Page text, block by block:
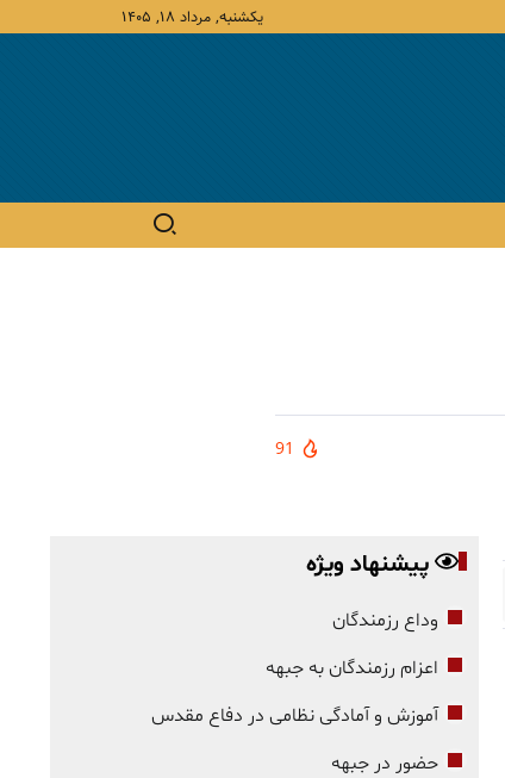
یکشنبه, مرداد ۱۸, ۱۴۰۵
91
پیشنهاد ویژه
وداع رزمندگان
اعزام رزمندگان به جبهه
آموزش و آمادگی نظامی در دفاع مقدس
حضور در جبهه